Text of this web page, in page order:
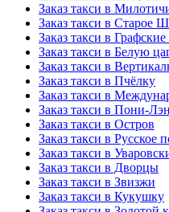
Заказ такси в
Заказ такси в Старое
Заказ такси в
Заказ такси в Белую
Заказ такси в
Заказ такси в Пчёлку
Заказ такси в
Заказ такси в Пони-
Заказ такси в Остров
Заказ такси в Русское
Заказ такси в
Заказ такси в Дворцы
Заказ такси в Звизжи
Заказ такси в Кукушку